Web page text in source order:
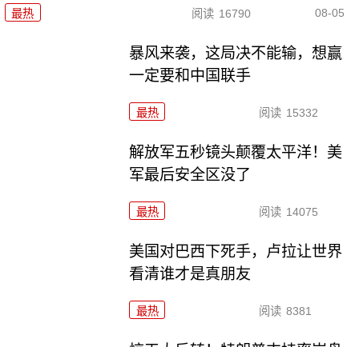
最热 阅读 16790 08-05
暴风来袭，这局决不能输，想赢
一定要和中国联手
最热 阅读 15332
解放军五秒镜头颠覆太平洋！美
军最后安全区没了
最热 阅读 14075
美国对巴西下死手，卢拉让世界
看清谁才是真朋友
最热 阅读 8381